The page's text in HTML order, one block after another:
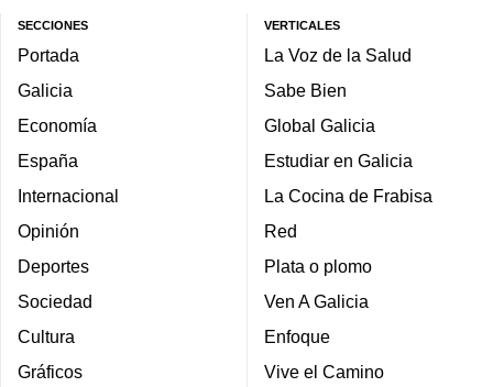
SECCIONES
Portada
Galicia
Economía
España
Internacional
Opinión
Deportes
Sociedad
Cultura
Gráficos
VERTICALES
La Voz de la Salud
Sabe Bien
Global Galicia
Estudiar en Galicia
La Cocina de Frabisa
Red
Plata o plomo
Ven A Galicia
Enfoque
Vive el Camino